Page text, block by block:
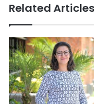
Related Articles